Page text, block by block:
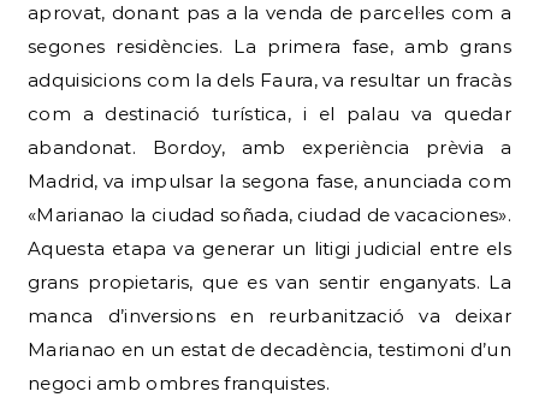
aprovat, donant pas a la venda de parcel·les com a
segones residències. La primera fase, amb grans
adquisicions com la dels Faura, va resultar un fracàs
com a destinació turística, i el palau va quedar
abandonat. Bordoy, amb experiència prèvia a
Madrid, va impulsar la segona fase, anunciada com
«Marianao la ciudad soñada, ciudad de vacaciones».
Aquesta etapa va generar un litigi judicial entre els
grans propietaris, que es van sentir enganyats. La
manca d’inversions en reurbanització va deixar
Marianao en un estat de decadència, testimoni d’un
negoci amb ombres franquistes.